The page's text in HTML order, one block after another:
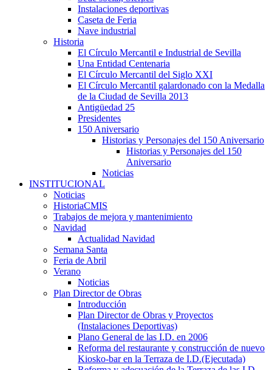
Instalaciones deportivas
Caseta de Feria
Nave industrial
Historia
El Círculo Mercantil e Industrial de Sevilla
Una Entidad Centenaria
El Círculo Mercantil del Siglo XXI
El Círculo Mercantil galardonado con la Medalla
de la Ciudad de Sevilla 2013
Antigüedad 25
Presidentes
150 Aniversario
Historias y Personajes del 150 Aniversario
Historias y Personajes del 150
Aniversario
Noticias
INSTITUCIONAL
Noticias
HistoriaCMIS
Trabajos de mejora y mantenimiento
Navidad
Actualidad Navidad
Semana Santa
Feria de Abril
Verano
Noticias
Plan Director de Obras
Introducción
Plan Director de Obras y Proyectos
(Instalaciones Deportivas)
Plano General de las I.D. en 2006
Reforma del restaurante y construcción de nuevo
Kiosko-bar en la Terraza de I.D.(Ejecutada)